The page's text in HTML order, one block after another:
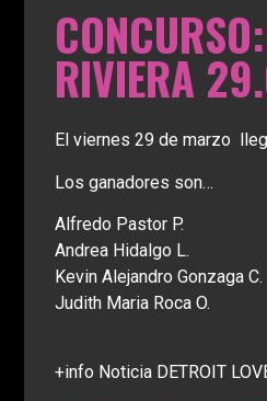
RIVIERA
El viernes 29 de marzo
Los ganadores son…
Alfredo Pastor P.
Andrea Hidalgo L.
Kevin Alejandro Gonzaga C.
Judith Maria Roca O.
+info Noticia DETROIT